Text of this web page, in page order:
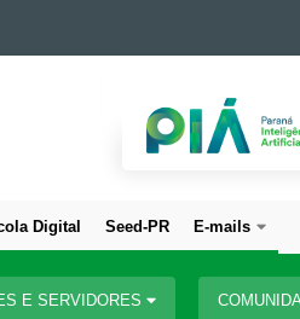
Digital Seed-PR E-mails
E SERVIDORES